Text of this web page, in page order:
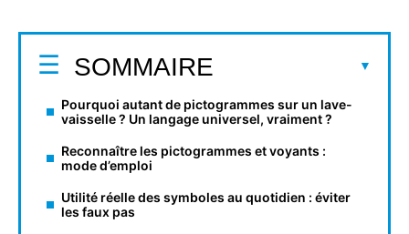
SOMMAIRE
Pourquoi autant de pictogrammes sur un lave-
vaisselle ? Un langage universel, vraiment ?
Reconnaître les pictogrammes et voyants :
mode d’emploi
Utilité réelle des symboles au quotidien : éviter
les faux pas